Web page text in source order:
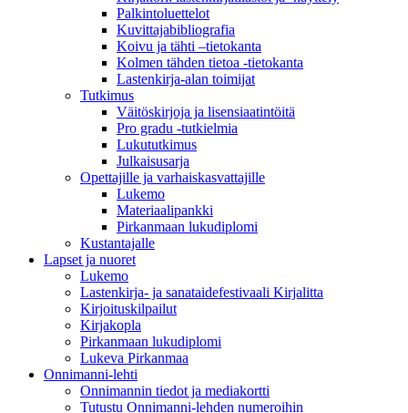
Palkintoluettelot
Kuvittaja­bibliografia
Koivu ja tähti –tietokanta
Kolmen tähden tietoa -tietokanta
Lastenkirja-alan toimijat
Tutkimus
Väitöskirjoja ja lisensiaatintöitä
Pro gradu -tutkielmia
Lukututkimus
Julkaisusarja
Opettajille ja varhaiskasvattajille
Lukemo
Materiaalipankki
Pirkanmaan lukudiplomi
Kustantajalle
Lapset ja nuoret
Lukemo
Lastenkirja- ja sanataidefestivaali Kirjalitta
Kirjoituskilpailut
Kirjakopla
Pirkanmaan lukudiplomi
Lukeva Pirkanmaa
Onnimanni-lehti
Onnimannin tiedot ja mediakortti
Tutustu Onnimanni-lehden numeroihin